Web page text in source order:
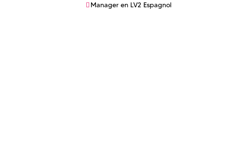
Manager en LV2 Espagnol